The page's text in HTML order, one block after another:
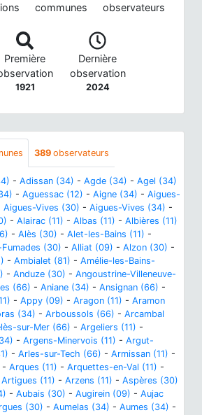
communes observateurs
Première
1921
Dernière
observation
2024
389 observateurs
- Adissan (34) - Agde (34) - Agel (34)
- Aguessac (12) - Aigne (34) - Aigues-
Aigues-Vives (30) - Aigues-Vives (34) -
- Alairac (11) - Albas (11) - Albières (11)
- Alès (30) - Alet-les-Bains (11) -
(30) - Alliat (09) - Alzon (30) -
- Ambialet (81) - Amélie-les-Bains-
- Anduze (30) - Angoustrine-Villeneuve-
(66) - Aniane (34) - Ansignan (66) -
- Appy (09) - Aragon (11) - Aramon
(34) - Arboussols (66) - Arcambal
sur-Mer (66) - Argeliers (11) -
- Argens-Minervois (11) - Argut-
- Arles-sur-Tech (66) - Armissan (11) -
- Arques (11) - Arquettes-en-Val (11) -
Artigues (11) - Arzens (11) - Aspères (30)
- Aubais (30) - Augirein (09) - Aujac
(30) - Aumelas (34) - Aumes (34) -